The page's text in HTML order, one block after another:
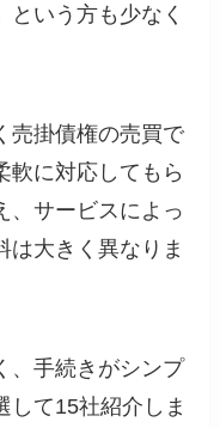
という方も少なく
売掛債権の売買で
軟に対応してもら
、サービスによっ
は大きく異なりま
、手続きがシンプ
して15社紹介しま